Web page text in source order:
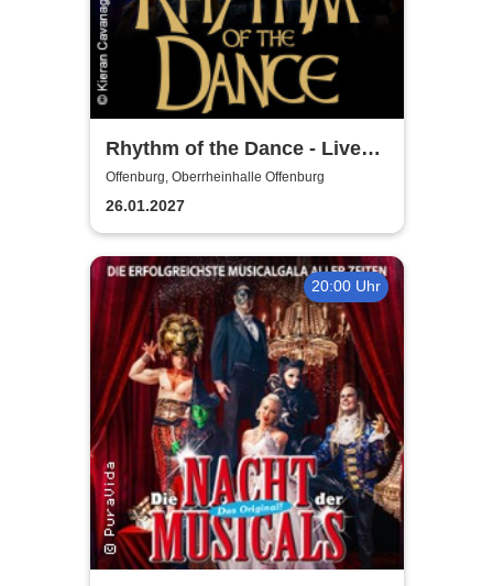
Rhythm of the Dance - Live
2027
Offenburg, Oberrheinhalle Offenburg
26.01.2027
20:00 Uhr